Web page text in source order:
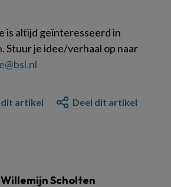
is altijd geïnteresseerd in
Stuur je idee/verhaal op naar
dit artikel Deel dit artikel
Willemijn Scholten